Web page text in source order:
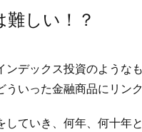
しい！？
ンデックス投資のような
いった金融商品にリン
ていき、何年、何十年